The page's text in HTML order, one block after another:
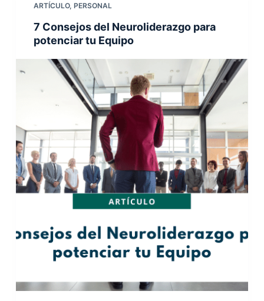
ARTÍCULO, PERSONAL
7 Consejos del Neuroliderazgo para
potenciar tu Equipo